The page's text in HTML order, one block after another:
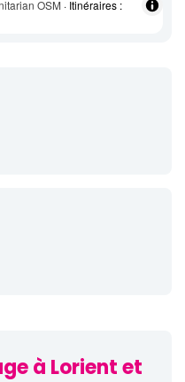
OSM · Itinéraires :
à Lorient et